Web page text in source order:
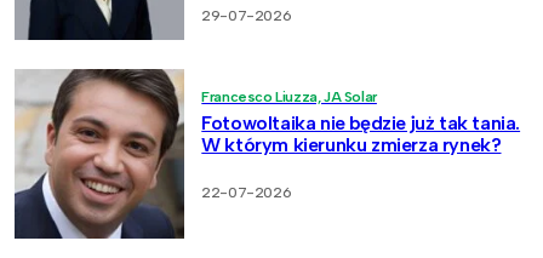
29-07-2026
Francesco Liuzza, JA Solar
Fotowoltaika nie będzie już tak tania.
W którym kierunku zmierza rynek?
22-07-2026